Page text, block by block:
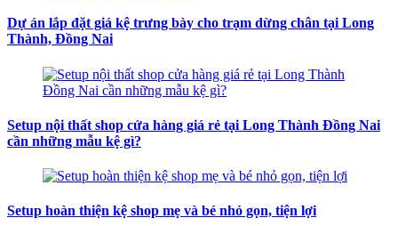
Dự án lắp đặt giá kệ trưng bày cho trạm dừng chân tại Long
Thành, Đồng Nai
Setup nội thất shop cửa hàng giá rẻ tại Long Thành Đồng Nai
cần những mẫu kệ gì?
Setup hoàn thiện kệ shop mẹ và bé nhỏ gọn, tiện lợi